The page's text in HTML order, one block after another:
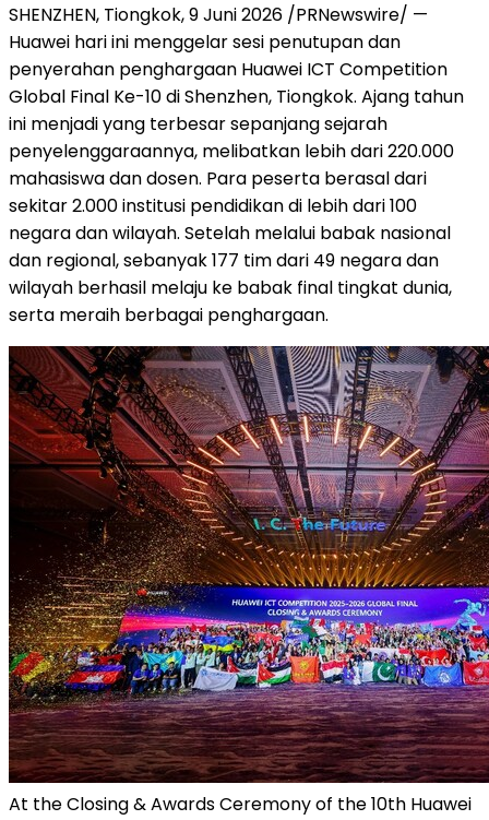
SHENZHEN, Tiongkok, 9 Juni 2026 /PRNewswire/ —
Huawei hari ini menggelar sesi penutupan dan
penyerahan penghargaan Huawei ICT Competition
Global Final Ke-10 di Shenzhen, Tiongkok. Ajang tahun
ini menjadi yang terbesar sepanjang sejarah
penyelenggaraannya, melibatkan lebih dari 220.000
mahasiswa dan dosen. Para peserta berasal dari
sekitar 2.000 institusi pendidikan di lebih dari 100
negara dan wilayah. Setelah melalui babak nasional
dan regional, sebanyak 177 tim dari 49 negara dan
wilayah berhasil melaju ke babak final tingkat dunia,
serta meraih berbagai penghargaan.
At the Closing & Awards Ceremony of the 10th Huawei